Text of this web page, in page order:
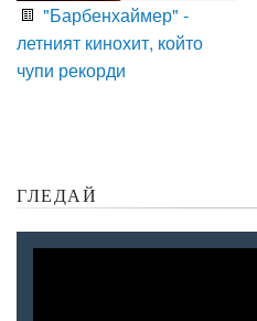
"Барбенхаймер" -
летният кинохит, който
чупи рекорди
ГЛЕДАЙ